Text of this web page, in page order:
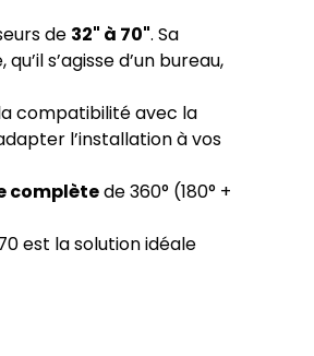
de 32" à 70". Sa
s’agisse d’un bureau,
compatibilité avec la
l’installation à vos
complètede 360° (180° +
est la solution idéale